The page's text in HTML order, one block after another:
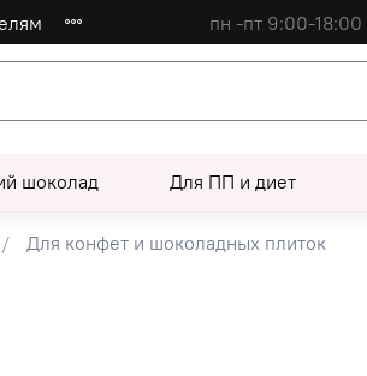
пн -пт 9:00-
шоколад Для ПП и диет
Для конфет и шоколадных плиток